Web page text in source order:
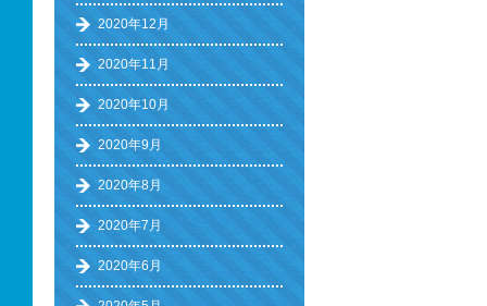
2020年12月
2020年11月
2020年10月
2020年9月
2020年8月
2020年7月
2020年6月